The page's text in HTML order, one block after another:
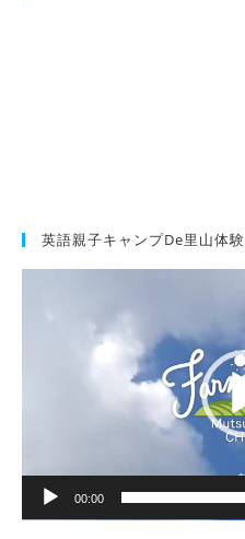
英語親子キャンプde里山体験
00:00